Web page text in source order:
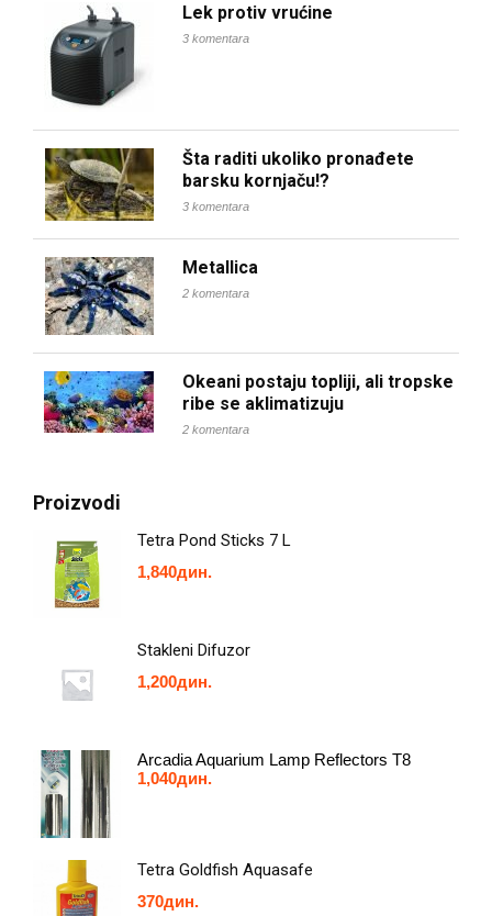
Lek protiv vrućine
3 komentara
Šta raditi ukoliko pronađete
barsku kornjaču!?
3 komentara
Metallica
2 komentara
Okeani postaju topliji, ali tropske
ribe se aklimatizuju
2 komentara
Proizvodi
Tetra Pond Sticks 7 L
1,840дин.
Stakleni Difuzor
1,200дин.
Arcadia Aquarium Lamp Reflectors T8
1,040дин.
Tetra Goldfish Aquasafe
370дин.